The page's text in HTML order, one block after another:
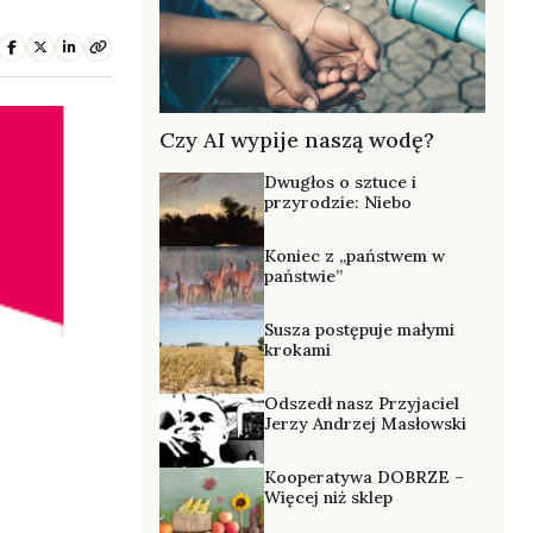
Czy AI wypije naszą wodę?
Dwugłos o sztuce i
przyrodzie: Niebo
Koniec z „państwem w
państwie”
Susza postępuje małymi
krokami
Odszedł nasz Przyjaciel
Jerzy Andrzej Masłowski
Kooperatywa DOBRZE –
Więcej niż sklep